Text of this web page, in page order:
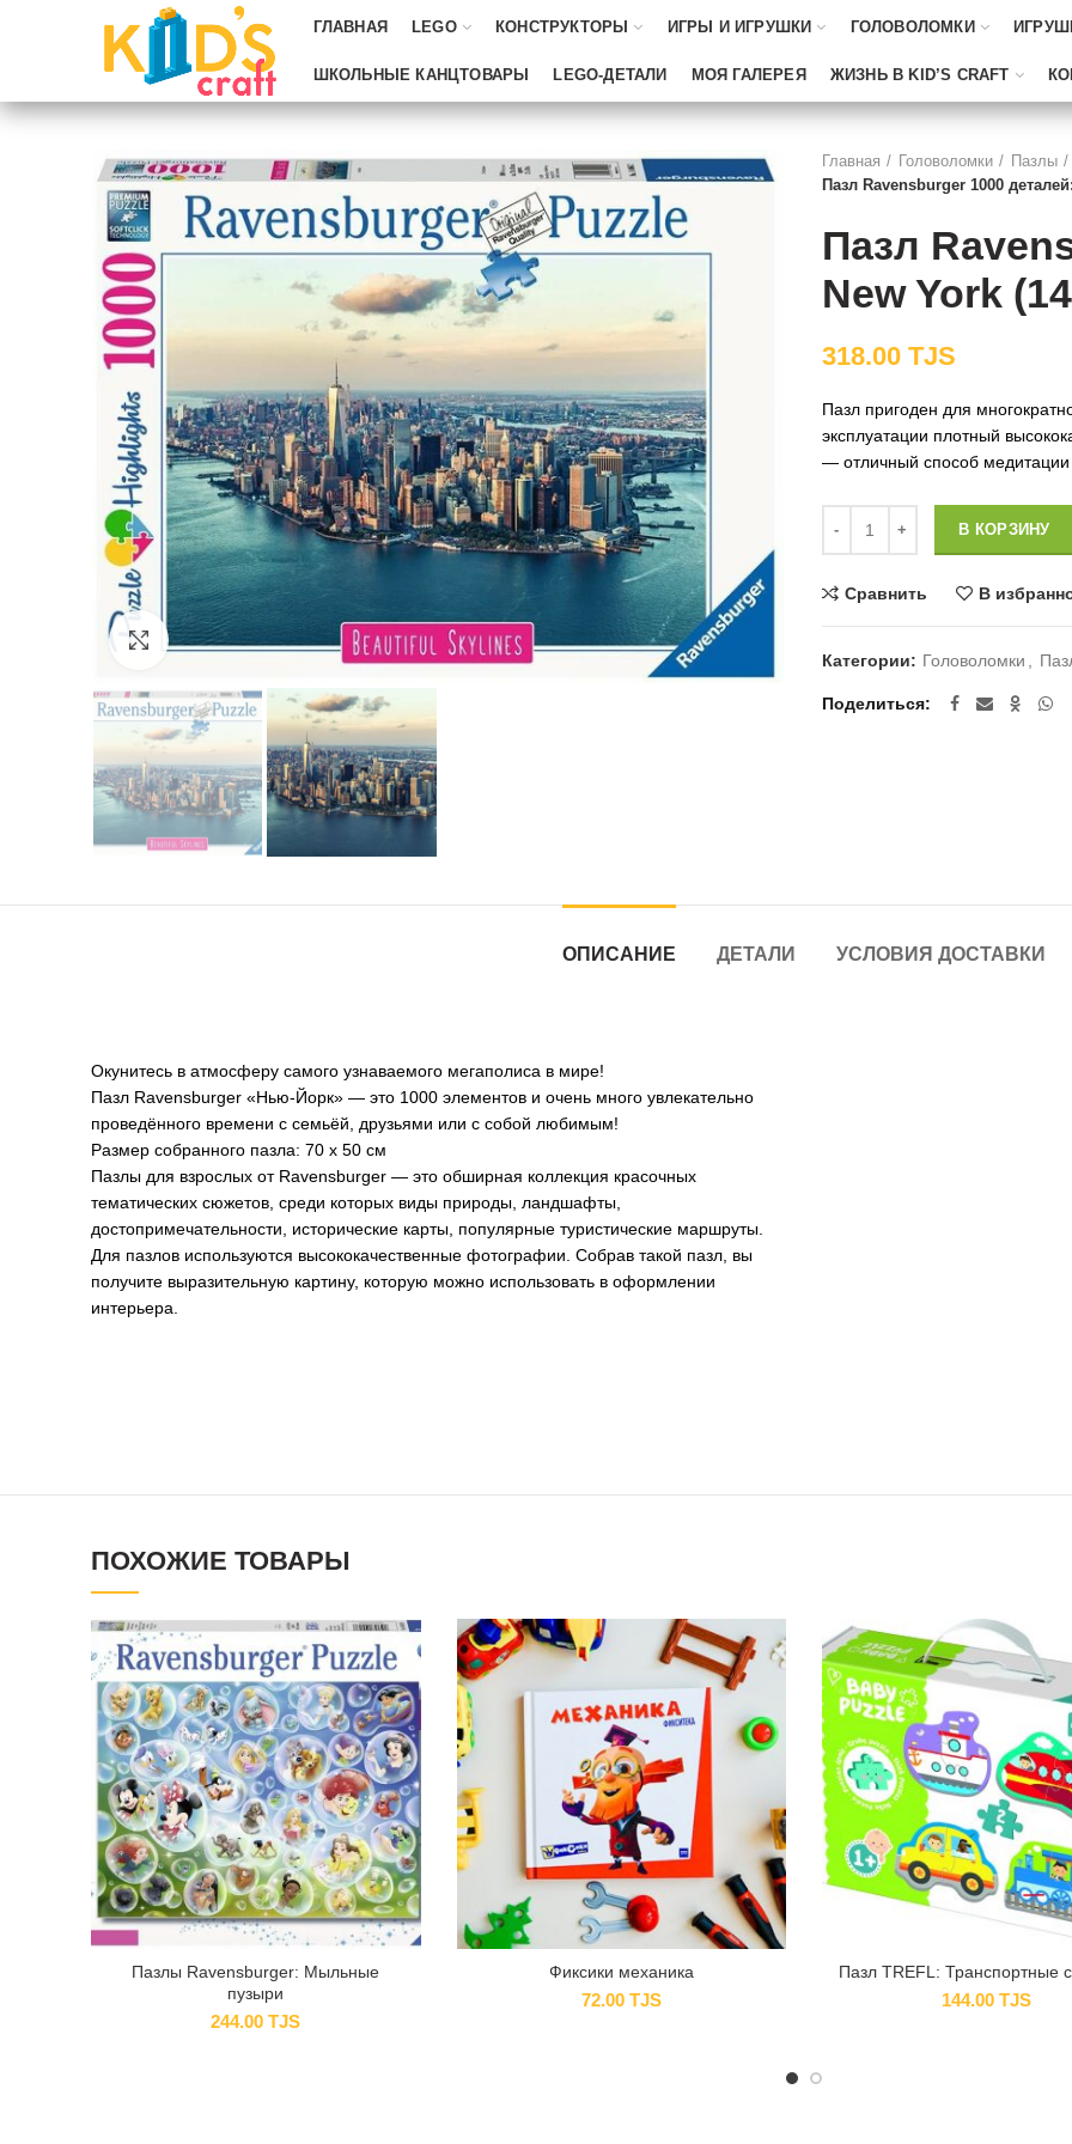
ГЛАВНАЯ LEGO КОНСТРУКТОРЫ ИГРЫ И ИГРУШКИ ГОЛОВОЛОМКИ
ШКОЛЬНЫЕ КАНЦТОВАРЫ LEGO-ДЕТАЛИ МОЯ ГАЛЕРЕЯ ЖИЗНЬ В KID’S CRAFT
Нажмите, чтобы увеличить
Главная Головоломки
Пазлы
Пазл Ravensburger 1000
Пазл
New York
318.00 TJS
Пазл пригоден для
эксплуатации плотный
— отличный способ
В КОРЗИНУ
Сравнить В
Категории: Головоломки
Поделиться
ОПИСАНИЕ ДЕТАЛИ УСЛОВИЯ ДОСТАВКИ
Окунитесь в атмосферу самого узнаваемого мегаполиса в мире!
Пазл Ravensburger «Нью-Йорк» — это 1000 элементов и очень много увлекательно
проведённого времени с семьёй, друзьями или с собой любимым!
Размер собранного пазла: 70 х 50 см
Пазлы для взрослых от Ravensburger — это обширная коллекция красочных
тематических сюжетов, среди которых виды природы, ландшафты,
достопримечательности, исторические карты, популярные туристические маршруты.
Для пазлов используются высококачественные фотографии. Собрав такой пазл, вы
получите выразительную картину, которую можно использовать в оформлении
интерьера.
ПОХОЖИЕ ТОВАРЫ
Пазлы Ravensburger: Мыльные
пузыри
244.00TJS
Фиксики механика
72.00 TJS
Пазл TREFL: Транспортные
144.00TJS